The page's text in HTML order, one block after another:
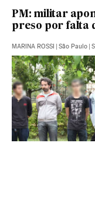
PM: militar
preso por falta
MARINA ROSSI São Paulo